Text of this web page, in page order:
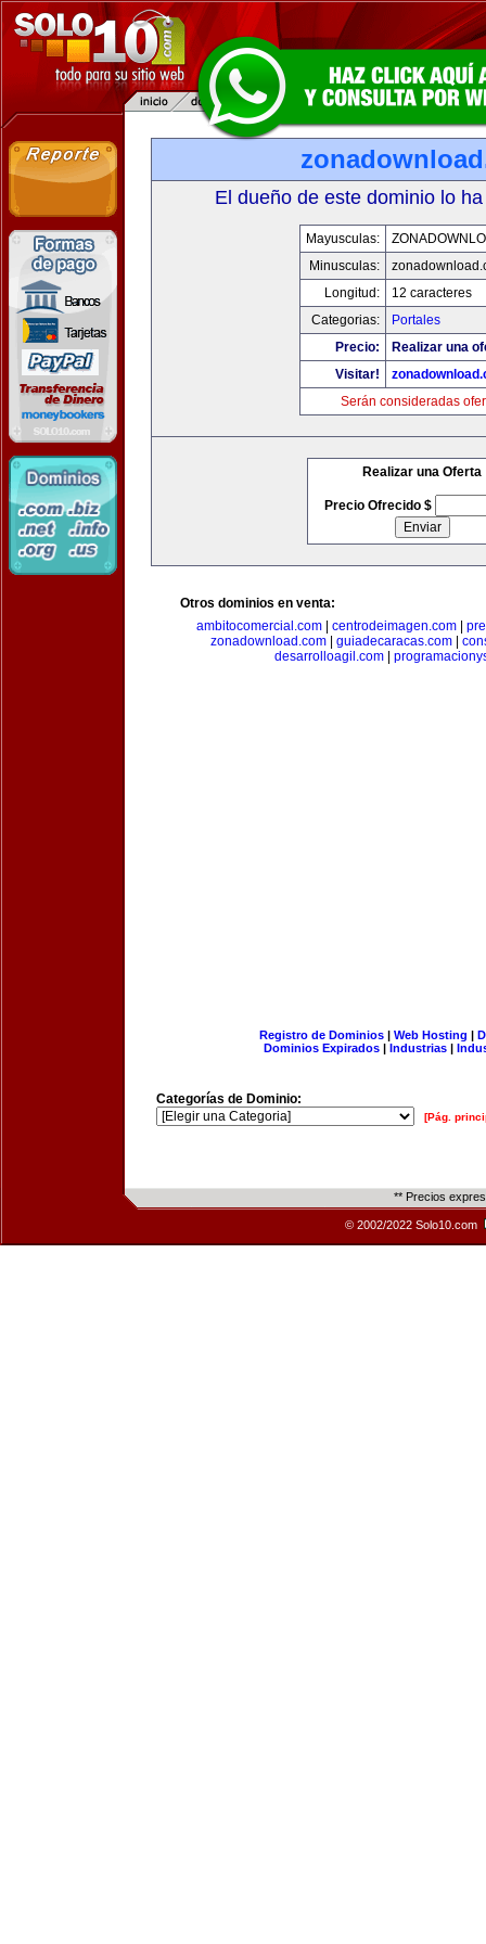
El dueño de este dominio lo
Mayusculas:
Minusculas:
Longitud:
12 caracteres
Categorias:
Portales
Precio:
Realizar una
Visitar!
Serán consideradas
Realizar una Oferta
Precio Ofrecido $
Otros dominios en venta:
ambitocomercial.com| centrodeimagen.com|
zonadownload.com
guiadecaracas.com
desarrolloagil.com
Registro de Dominios| Web Hosting |
Dominios Expirados | Industrias |
Categorías de Dominio:
[Pág.
** Precios
© 2002/2022 Solo10.com